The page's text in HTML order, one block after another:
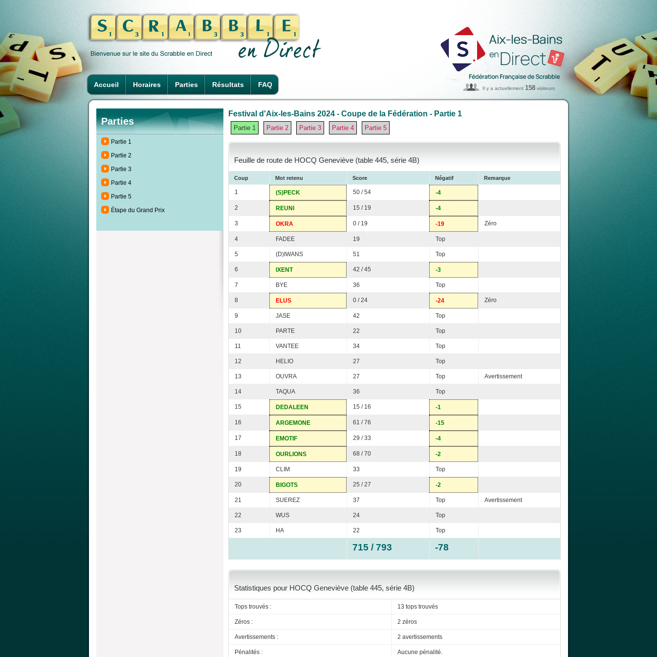
Accueil Horaires Parties Résultats FAQ Il y a actuellement 158 visiteurs
Parties
Partie 1
Partie 2
Partie 3
Partie 4
Partie 5
Étape du Grand Prix
Festival d'Aix-les-Bains 2024 - Coupe de la Fédération - Partie 1
Partie 1 Partie 2 Partie 3 Partie 4 Partie 5
Feuille de route de HOCQ Geneviève (table 445, série 4B)
Coup Mot retenu Score Négatif Remarque
1 (S)PECK 50 / 54 -4
2 REUNI 15 / 19 -4
3 OKRA 0 / 19 -19 Zéro
4 FADEE 19 Top
5 (D)IWANS 51 Top
6 IXENT 42 / 45 -3
7 BYE 36 Top
8 ELUS 0 / 24 -24 Zéro
9 JASE 42 Top
10 PARTE 22 Top
11 VANTEE 34 Top
12 HELIO 27 Top
13 OUVRA 27 Top Avertissement
14 TAQUA 36 Top
15 DEDALEEN 15 / 16 -1
16 ARGEMONE 61 / 76 -15
17 EMOTIF 29 / 33 -4
18 OURLIONS 68 / 70 -2
19 CLIM 33 Top
20 BIGOTS 25 / 27 -2
21 SUEREZ 37 Top Avertissement
22 WUS 24 Top
23 HA 22 Top
715 / 793 -78
Statistiques pour HOCQ Geneviève (table 445, série 4B)
Tops trouvés : 13 tops trouvés
Zéros : 2 zéros
Avertissements : 2 avertissements
Pénalités : Aucune pénalité.